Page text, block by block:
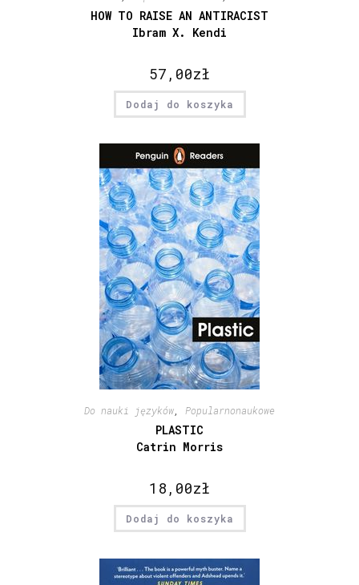
HOW TO RAISE AN ANTIRACIST
Ibram X. Kendi
57,00zł
Dodaj do koszyka
Do nauki języków Popularnonaukowe
PLASTIC
Catrin Morris
18,00zł
Dodaj do koszyka